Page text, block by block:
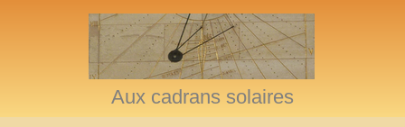
Aux cadrans solaires